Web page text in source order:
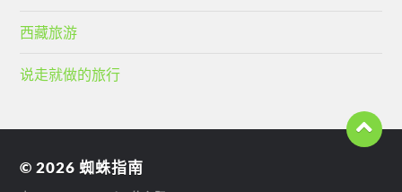
西藏旅游
说走就做的旅行
© 2026蜘蛛指南